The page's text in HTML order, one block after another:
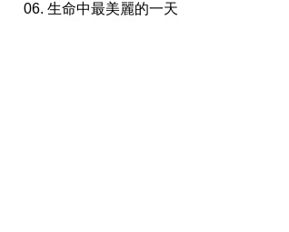
06. 生命中最美麗的一天